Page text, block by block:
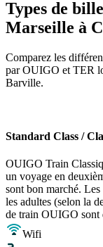
Types de
Marseille à
Comparez les
par OUIGO et TER
Barville.
Standard Class /
OUIGO Train
un voyage en
sont bon marché.
les adultes (selon la
de train OUIGO sont
Wifi